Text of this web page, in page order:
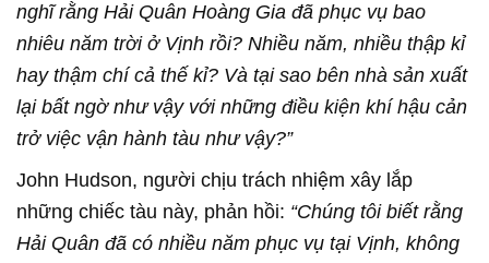
nghĩ rằng Hải Quân Hoàng Gia đã phục vụ bao
nhiêu năm trời ở Vịnh rồi? Nhiều năm, nhiều thập kỉ
hay thậm chí cả thế kỉ? Và tại sao bên nhà sản xuất
lại bất ngờ như vậy với những điều kiện khí hậu cản
trở việc vận hành tàu như vậy?”
John Hudson, người chịu trách nhiệm xây lắp
những chiếc tàu này, phản hồi: “Chúng tôi biết rằng
Hải Quân đã có nhiều năm phục vụ tại Vịnh, không